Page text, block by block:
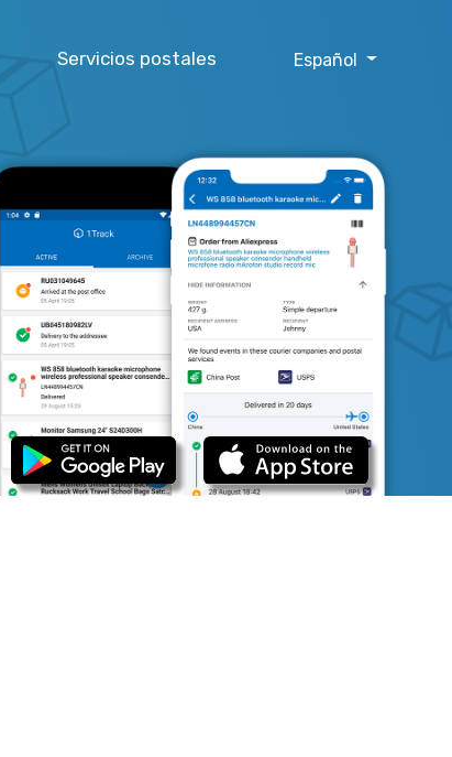
Servicios postales Español